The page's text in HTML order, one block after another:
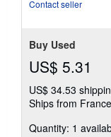
Contact seller
Buy Used
US$ 5.31
US$ 34.53
Ships from
Quantity: 1